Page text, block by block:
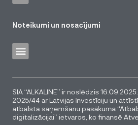
Noteikumi un nosacījumi
SIA “ALKALINE” ir noslēdzis
2025/44 ar Latvijas Investīciju un
atbalsta saņemšanu pasākuma
digitalizācijai” ietvaros, ko finansē